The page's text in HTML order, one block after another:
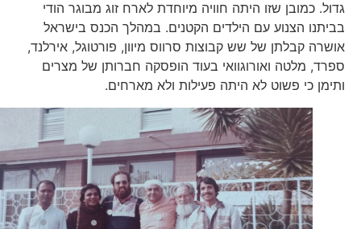
גדול. כמובן שזו היתה חוויה מיוחדת לארח זוג מבוגר הודי
בביתנו הצנוע עם הילדים הקטנים. במהלך הכנס בישראל
אושרה קבלתן של שש קבוצות סרווס מיוון, פורטוגל, אירלנד,
ספרד, מלטה ואורוגוואי בעוד הופסקה חברותן של מצרים
ותימן כי פשוט לא היתה פעילות ולא מארחים.